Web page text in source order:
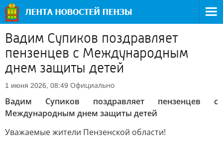
Вадим Супиков поздравляет
пензенцев с Международным
днем защиты детей
1 июня 2026, 08:49 Официально
Вадим Супиков поздравляет пензенцев с
Международным днем защиты детей
Уважаемые жители Пензенской области!